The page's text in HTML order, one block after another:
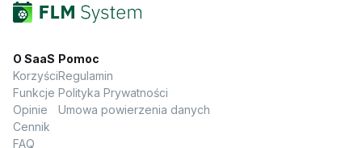
O SaaS
Korzyści
Funkcje
Opinie
Cennik
FAQ
Pomoc
Regulamin
Polityka Prywatności
Umowa powierzenia danych